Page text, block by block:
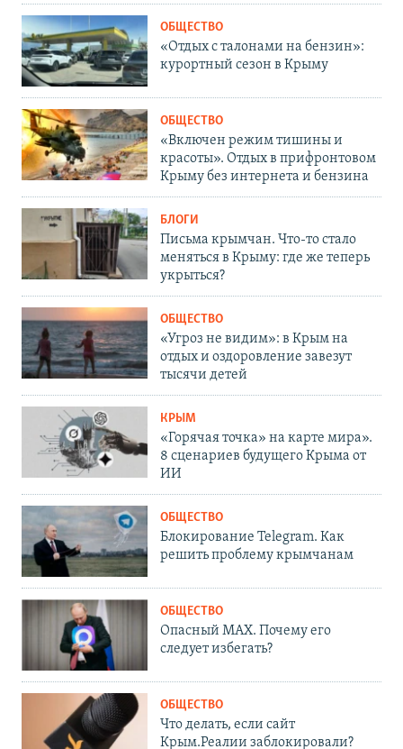
ОБЩЕСТВО
«Отдых с талонами на бензин»:
курортный сезон в Крыму
ОБЩЕСТВО
«Включен режим тишины и
красоты». Отдых в прифронтовом
Крыму без интернета и бензина
БЛОГИ
Письма крымчан. Что-то стало
меняться в Крыму: где же теперь
укрыться?
ОБЩЕСТВО
«Угроз не видим»: в Крым на
отдых и оздоровление завезут
тысячи детей
КРЫМ
«Горячая точка» на карте мира».
8 сценариев будущего Крыма от
ИИ
ОБЩЕСТВО
Блокирование Telegram. Как
решить проблему крымчанам
ОБЩЕСТВО
Опасный MAX. Почему его
следует избегать?
ОБЩЕСТВО
Что делать, если сайт
Крым.Реалии заблокировали?